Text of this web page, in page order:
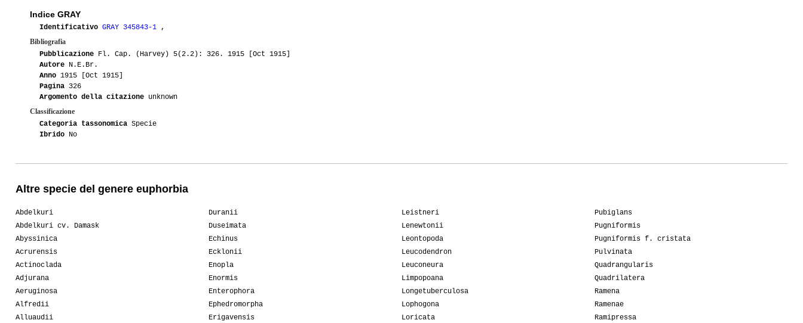
Indice GRAY
Identificativo GRAY 345843-1 ,
Bibliografia
Pubblicazione Fl. Cap. (Harvey) 5(2.2): 326. 1915 [Oct 1915]
Autore N.E.Br.
Anno 1915 [Oct 1915]
Pagina 326
Argomento della citazione unknown
Classificazione
Categoria tassonomica Specie
Ibrido No
Altre specie del genere euphorbia
Abdelkuri
Abdelkuri cv. Damask
Abyssinica
Acrurensis
Actinoclada
Adjurana
Aeruginosa
Alfredii
Alluaudii
Duranii
Duseimata
Echinus
Ecklonii
Enopla
Enormis
Enterophora
Ephedromorpha
Erigavensis
Leistneri
Lenewtonii
Leontopoda
Leucodendron
Leuconeura
Limpopoana
Longetuberculosa
Lophogona
Loricata
Pubiglans
Pugniformis
Pugniformis f. cristata
Pulvinata
Quadrangularis
Quadrilatera
Ramena
Ramenae
Ramipressa